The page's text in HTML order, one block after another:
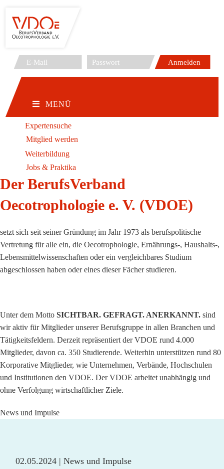
Inhalt
springen
MENÜ
Expertensuche
Mitglied werden
Weiterbildung
Jobs & Praktika
Der BerufsVerband
Oecotrophologie e. V. (VDOE)
setzt sich seit seiner Gründung im Jahr 1973 als berufspolitische
Vertretung für alle ein, die Oecotrophologie, Ernährungs-, Haushalts-,
Lebensmittelwissenschaften oder ein vergleichbares Studium
abgeschlossen haben oder eines dieser Fächer studieren.
Unter dem Motto SICHTBAR. GEFRAGT. ANERKANNT. sind
wir aktiv für Mitglieder unserer Berufsgruppe in allen Branchen und
Tätigkeitsfeldern. Derzeit repräsentiert der VDOE rund 4.000
Mitglieder, davon ca. 350 Studierende. Weiterhin unterstützen rund 80
Korporative Mitglieder, wie Unternehmen, Verbände, Hochschulen
und Institutionen den VDOE. Der VDOE arbeitet unabhängig und
ohne Verfolgung wirtschaftlicher Ziele.
News und Impulse
02.05.2024 |News und Impulse